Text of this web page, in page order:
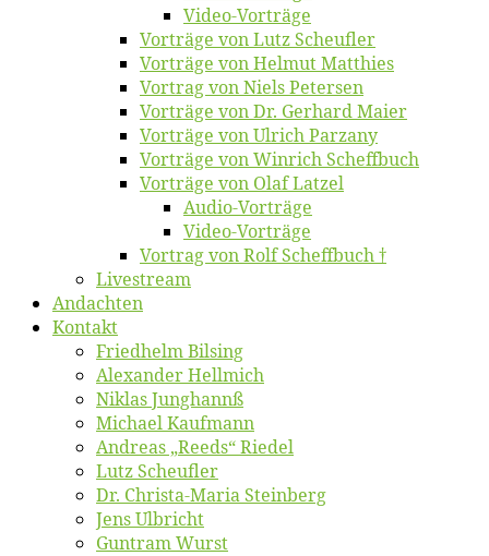
Vi­deo-Vor­trä­ge
Vor­trä­ge von Lutz Scheufler
Vor­trä­ge von Hel­mut Matthies
Vor­trag von Niels Petersen
Vor­trä­ge von Dr. Ger­hard Maier
Vor­trä­ge von Ul­rich Parzany
Vor­trä­ge von Win­rich Scheffbuch
Vor­trä­ge von Olaf Latzel
Au­dio-Vor­trä­ge
Vi­deo-Vor­trä­ge
Vor­trag von Rolf Scheffbuch †
Live­stream
An­dach­ten
Kon­takt
Fried­helm Bilsing
Alex­an­der Hellmich
Ni­klas Junghannß
Mi­cha­el Kaufmann
An­dre­as „Reeds“ Riedel
Lutz Scheuf­ler
Dr. Chris­­ta-Ma­ria Steinberg
Jens Ulb­richt
Gun­tram Wurst